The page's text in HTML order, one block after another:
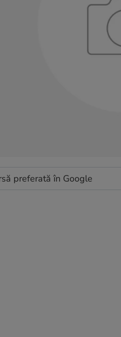
preferată în Google